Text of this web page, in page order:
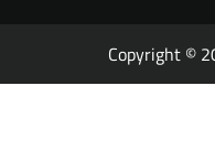
Copyright ©